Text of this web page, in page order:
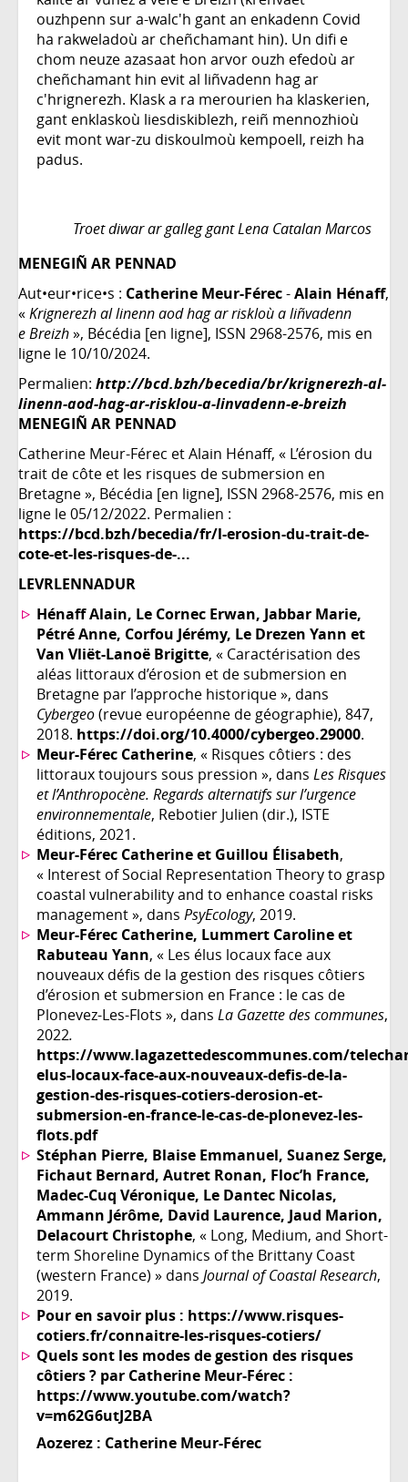
ouzhpenn sur a-walc'h gant an enkadenn Covid
ha rakweladoù ar cheñchamant hin). Un difi e
chom neuze azasaat hon arvor ouzh efedoù ar
cheñchamant hin evit al liñvadenn hag ar
c'hrignerezh. Klask a ra merourien ha klaskerien,
gant enklaskoù liesdiskiblezh, reiñ mennozhioù
evit mont war-zu diskoulmoù kempoell, reizh ha
padus.
Troet diwar ar galleg gant Lena Catalan Marcos
MENEGIÑ AR PENNAD
Aut•eur•rice•s : Catherine Meur-Férec-Alain Hénaff,
«Krignerezh al linenn aod hag ar riskloù a liñvadenn
e Breizh», Bécédia [en ligne], ISSN 2968-2576, mis en
ligne le 10/10/2024.
Permalien: http://bcd.bzh/becedia/br/krignerezh-al-
linenn-aod-hag-ar-risklou-a-linvadenn-e-breizh
MENEGIÑ AR PENNAD
Catherine Meur-Férec et Alain Hénaff, « L’érosion du
trait de côte et les risques de submersion en
Bretagne », Bécédia [en ligne], ISSN 2968-2576, mis en
ligne le 05/12/2022. Permalien :
https://bcd.bzh/becedia/fr/l-erosion-du-trait-de-
cote-et-les-risques-de-...
LEVRLENNADUR
HénaffAlain, Le Cornec Erwan, Jabbar Marie,
PétréAnne, Corfou Jérémy, Le Drezen Yann et
Van Vliët-Lanoë Brigitte, « Caractérisation des
aléas littoraux d’érosion et de submersion en
Bretagne par l’approche historique », dans
Cybergeo(revue européenne de géographie), 847,
2018. https://doi.org/10.4000/cybergeo.29000.
Meur-Férec Catherine, « Risques côtiers : des
littoraux toujours sous pression », dans Les Risques
et l’Anthropocène. Regards alternatifs sur l’urgence
environnementale, Rebotier Julien (dir.), ISTE
éditions, 2021.
Meur-Férec Catherine et Guillou Élisabeth,
« Interest of Social Representation Theory to grasp
coastal vulnerability and to enhance coastal risks
management », dans PsyEcology, 2019.
Meur-Férec Catherine, Lummert Caroline et
Rabuteau Yann, « Les élus locaux face aux
nouveaux défis de la gestion des risques côtiers
d’érosion et submersion en France : le cas de
Plonevez-Les-Flots », dans La Gazette des communes,
2022.
https://www.lagazettedescommunes.com/
elus-locaux-face-aux-nouveaux-defis-de-la-
gestion-des-risques-cotiers-derosion-et-
submersion-en-france-le-cas-de-plonevez-les-
flots.pdf
Stéphan Pierre, Blaise Emmanuel, Suanez Serge,
Fichaut Bernard, Autret Ronan, Floc’h France,
Madec-Cuq Véronique, Le Dantec Nicolas,
Ammann Jérôme, David Laurence, Jaud Marion,
Delacourt Christophe, « Long, Medium, and Short-
term Shoreline Dynamics of the Brittany Coast
(western France) » dans Journal of Coastal Research,
2019.
Pour en savoir plus : https://www.risques-
cotiers.fr/connaitre-les-risques-cotiers/
Quels sont les modes de gestion des risques
côtiers ? par Catherine Meur-Férec :
https://www.youtube.com/watch?
v=m62G6utJ2BA
Aozerez : Catherine Meur-Férec